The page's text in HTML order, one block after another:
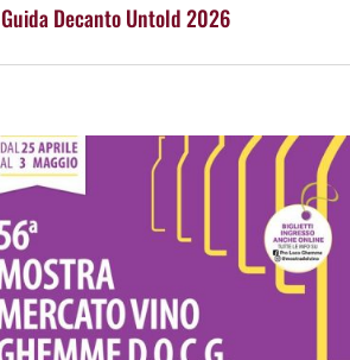
Guida Decanto Untold 2026